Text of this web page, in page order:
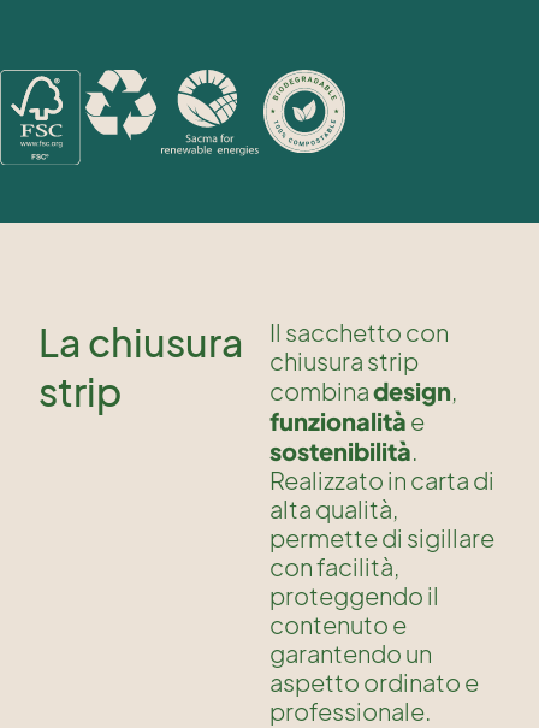
La chiusura
strip
Il sacchetto con
chiusura strip
combinadesign,
funzionalità e
sostenibilità.
Realizzato in carta di
alta qualità,
permette di sigillare
con facilità,
proteggendo il
contenuto e
garantendo un
aspetto ordinato e
professionale.